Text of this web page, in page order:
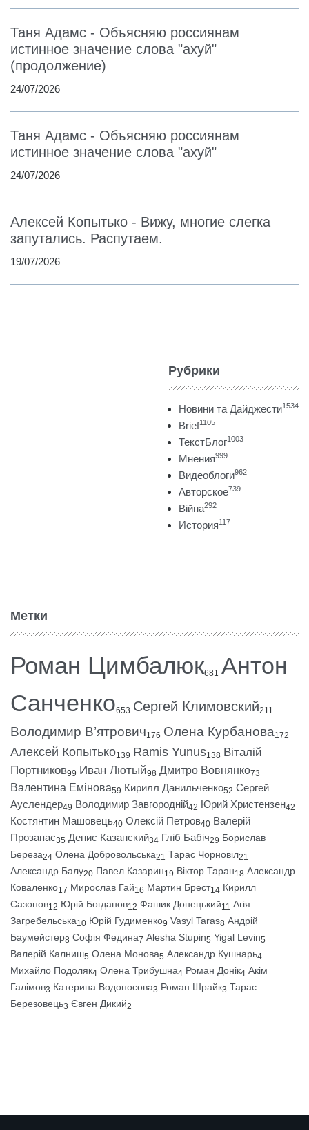
Таня Адамс - Объясняю россиянам
истинное значение слова "ахуй"
(продолжение)
24/07/2026
Таня Адамс - Объясняю россиянам
истинное значение слова "ахуй"
24/07/2026
Алексей Копытько - Вижу, многие слегка
запутались. Распутаем.
19/07/2026
Рубрики
Новини та Дайджести1534
Brief1105
ТекстБлог1003
Мнения999
Видеоблоги962
Авторское739
Війна292
История117
Метки
Роман Цимбалюк681 Антон
Санченко653 Сергей Климовский211
Володимир В’ятрович176 Олена Курбанова172
Алексей Копытько139 Ramis Yunus138 Віталій
Портников99 Иван Лютый98 Дмитро Вовнянко73
Валентина Емінова59 Кирилл Данильченко52 Сергей
Ауслендер49 Володимир Завгородній42 Юрий Христензен42
Костянтин Машовець40 Олексій Петров40 Валерій
Прозапас35 Денис Казанский34 Гліб Бабіч29 Борислав
Береза24 Олена Добровольська21 Тарас Чорновіл21
Александр Балу20 Павел Казарин19 Віктор Таран18 Александр
Коваленко17 Мирослав Гай16 Мартин Брест14 Кирилл
Сазонов12 Юрій Богданов12 Фашик Донецький11 Агія
Загребельська10 Юрій Гудименко9 Vasyl Taras8 Андрій
Баумейстер8 Софія Федина7 Alesha Stupin5 Yigal Levin5
Валерій Калниш5 Олена Монова5 Александр Кушнарь4
Михайло Подоляк4 Олена Трибушна4 Роман Донік4 Акім
Галімов3 Катерина Водоносова3 Роман Шрайк3 Тарас
Березовець3 Євген Дикий2